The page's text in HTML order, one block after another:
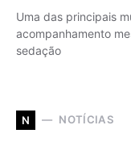
Uma das principais
acompanhamento
sedação
N NOTÍCIAS